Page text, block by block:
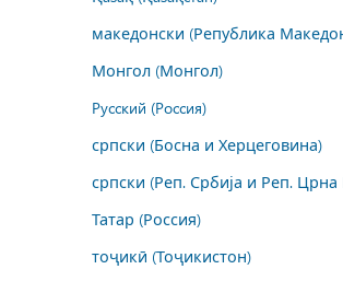
македонски (Република
Монгол (Монгол)
Русский (Россия)
српски (Босна и Херцеговина)
српски (Реп. Србија и Реп. Црна
Татар (Россия)
тоҷикӣ (Тоҷикистон)